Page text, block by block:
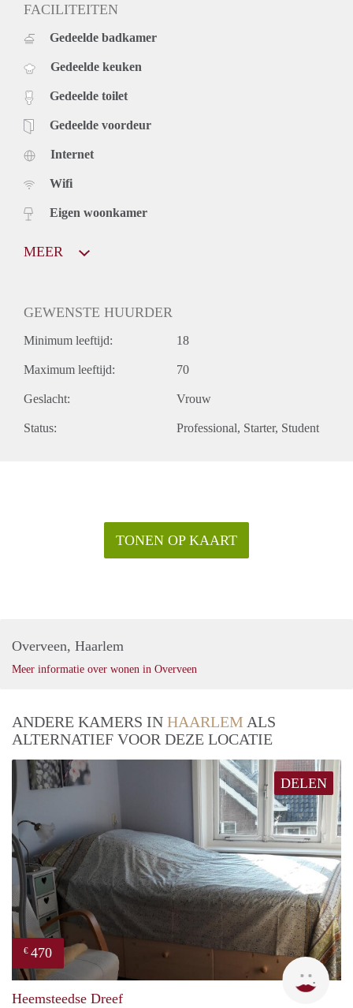
FACILITEITEN
Gedeelde badkamer
Gedeelde keuken
Gedeelde toilet
Gedeelde voordeur
Internet
Wifi
Eigen woonkamer
MEER
GEWENSTE HUURDER
Minimum leeftijd: 18
Maximum leeftijd: 70
Geslacht: Vrouw
Status: Professional Starter Student
TONEN OP KAART
Overveen, Haarlem
Meer informatie over wonen in Overveen
ANDERE KAMERS IN HAARLEM ALS
ALTERNATIEF VOOR DEZE LOCATIE
DELEN
€ 470
Heemsteedse Dreef